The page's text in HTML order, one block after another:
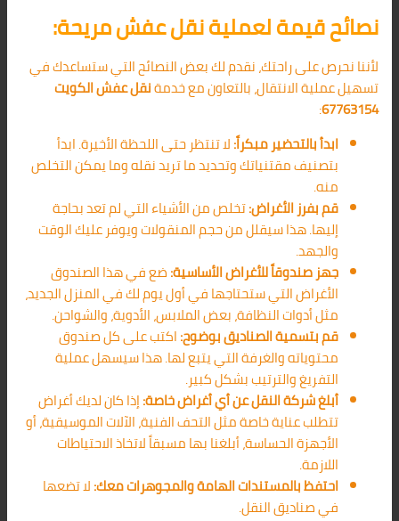
نصائح قيمة لعملية نقل عفش مريحة:
لأننا نحرص على راحتك، نقدم لك بعض النصائح التي ستساعدك في
تسهيل عملية الانتقال، بالتعاون مع خدمةنقل عفش الكويت
67763154
:
ابدأ بالتحضير مبكراً:لا تنتظر حتى اللحظة الأخيرة. ابدأ
بتصنيف مقتنياتك وتحديد ما تريد نقله وما يمكن التخلص
منه.
قم بفرز الأغراض:تخلص من الأشياء التي لم تعد بحاجة
إليها. هذا سيقلل من حجم المنقولات ويوفر عليك الوقت
والجهد.
جهز صندوقاً للأغراض الأساسية:ضع في هذا الصندوق
الأغراض التي ستحتاجها في أول يوم لك في المنزل الجديد،
مثل أدوات النظافة، بعض الملابس، الأدوية، والشواحن.
قم بتسمية الصناديق بوضوح:اكتب على كل صندوق
محتوياته والغرفة التي يتبع لها. هذا سيسهل عملية
التفريغ والترتيب بشكل كبير.
أبلغ شركة النقل عن أي أغراض خاصة:إذا كان لديك أغراض
تتطلب عناية خاصة مثل التحف الفنية، الآلات الموسيقية، أو
الأجهزة الحساسة، أبلغنا بها مسبقاً لاتخاذ الاحتياطات
اللازمة.
احتفظ بالمستندات الهامة والمجوهرات معك:لا تضعها
في صناديق النقل.